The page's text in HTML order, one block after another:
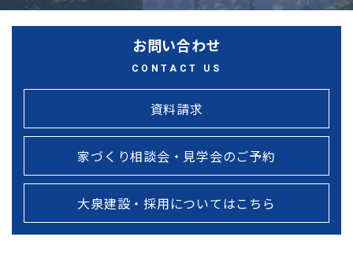
お問い合わせ
CONTACT US
資料請求
家づくり相談会・見学会のご予約
大泉建設・採用についてはこちら